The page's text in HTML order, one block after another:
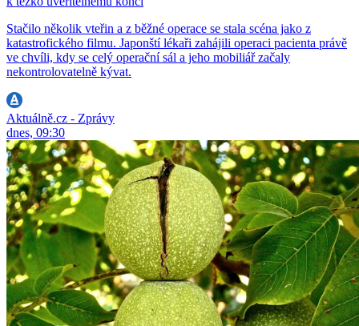
Stačilo několik vteřin a z běžné operace se stala scéna jako z
katastrofického filmu. Japonští lékaři zahájili operaci pacienta právě
ve chvíli, kdy se celý operační sál a jeho mobiliář začaly
nekontrolovatelně kývat.
Aktuálně.cz - Zprávy
dnes, 09:30